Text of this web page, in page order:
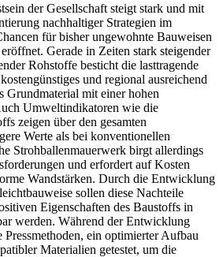
der Gesellschaft steigt stark und mit
nachhaltiger Strategien im
für bisher ungewohnte Bauweisen
Gerade in Zeiten stark steigender
Rohstoffe besticht die lasttragende
und regional ausreichend
Grundmaterial mit einer hohen
Umweltindikatoren wie die
zeigen über den gesamten
Werte als bei konventionellen
Strohballenmauerwerk birgt allerdings
und erfordert auf Kosten
Wandstärken. Durch die Entwicklung
sollen diese Nachteile
Eigenschaften des Baustoffs in
werden. Während der Entwicklung
Pressmethoden, ein optimierter Aufbau
Materialien getestet, um die